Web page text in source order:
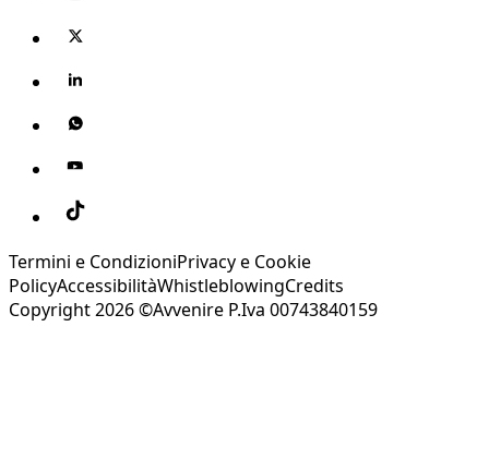
Termini e CondizioniPrivacy e Cookie
PolicyAccessibilitàWhistleblowingCredits
Copyright 2026 ©Avvenire P.Iva 00743840159